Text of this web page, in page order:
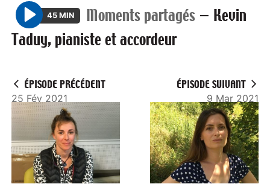
P
l
45 MIN Moments partagés — Kevin
Taduy, pianiste et accordeur
ÉPISODE PRÉCÉDENT
25 Fév 2021
ÉPISODE SUIVANT
9 Mar 2021